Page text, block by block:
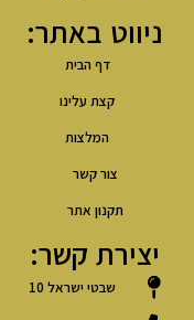
ניווט באתר:
דף הבית
קצת עלינו
המלצות
צור קשר
תקנון אתר
יצירת קשר:
שבטי ישראל 10